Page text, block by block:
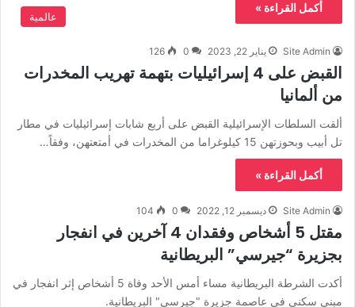
أكمل القراءة »
عالمية
Site Admin يناير 22, 2023 0
126
القبض على 4 إسرائيليات بتهمة تهريب المخدرات
من ألمانيا
ألقت السلطات الإسرائيلية القبض على أربع شابات إسرائيليات في مطار
تل أبيب وبحوزتهن 15 كيلوغراما من المخدرات في أمتعتهن، وفقاً…
أكمل القراءة »
Site Admin ديسمبر 12, 2022 0
104
مقتل 5 أشخاص وفقدان 4 آخرين في انفجار
بجزيرة “جيرسي” البريطانية
أكدت الشرطة البريطانية مساء أمس الأحد وفاة 5 أشخاص إثر انفجار في
مبنى سكني في عاصمة جزيرة "جيرسي" البريطانية.